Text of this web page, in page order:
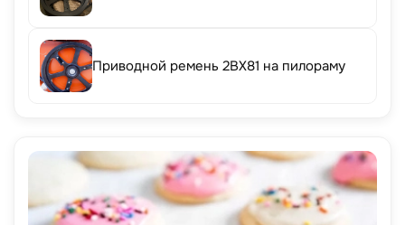
Приводной ремень 2BX81 на пилораму